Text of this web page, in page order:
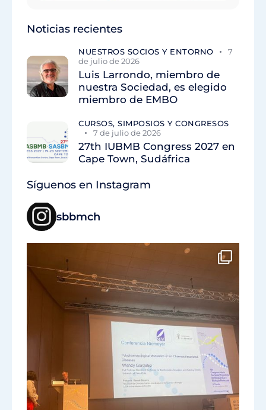
Noticias recientes
NUESTROS SOCIOS Y ENTORNO
7
de julio de 2026
Luis Larrondo, miembro de
nuestra Sociedad, es elegido
miembro de EMBO
CURSOS, SIMPOSIOS Y CONGRESOS
7 de julio de 2026
27th IUBMB Congress 2027 en
Cape Town, Sudáfrica
Síguenos en Instagram
sbbmch